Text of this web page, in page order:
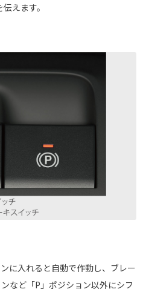
えます。
に入れると自動で作動し、ブレー
など「P」ポジション以外にシフ